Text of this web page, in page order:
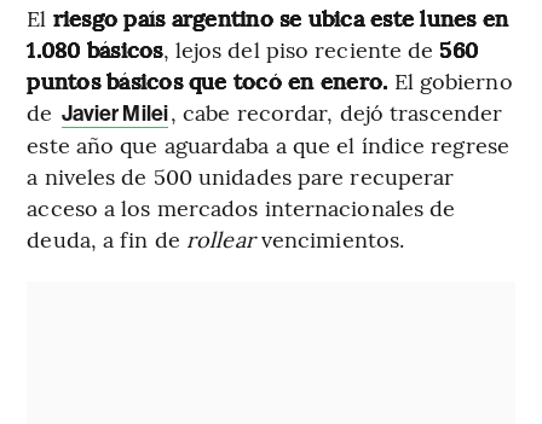
El riesgo país argentino se ubica este lunes en
1.080 básicos, lejos del piso reciente de 560
puntos básicos que tocó en enero. El gobierno
de Javier Milei, cabe recordar, dejó trascender
este año que aguardaba a que el índice regrese
a niveles de 500 unidades pare recuperar
acceso a los mercados internacionales de
deuda, a fin de rollearvencimientos.